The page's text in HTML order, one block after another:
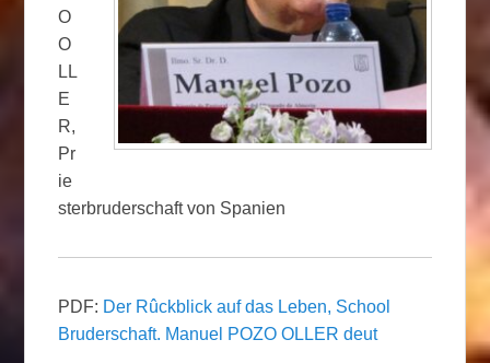
O
O
LL
E
R,
Pr
ie
sterbruderschaft von Spanien
PDF: Der Rûckblick auf das Leben, School
Bruderschaft. Manuel POZO OLLER deut